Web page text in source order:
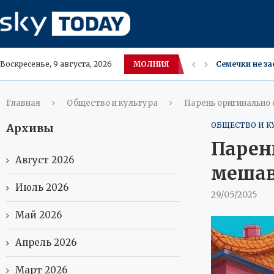
Воскресенье, 9 августа, 2026 МОЛНИЯ Лагутенко в
Пропал в
30‑летний
Овечкин не
США
Московский
Лучшие
Осенние
Главная Общество и культура Парень
ОБЩЕСТВО И
29/05/2025
Архивы
Август 2026
Июль 2026
Май 2026
Апрель 2026
Март 2026